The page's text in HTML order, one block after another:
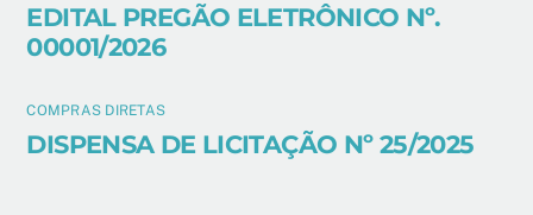
EDITAL PREGÃO ELETRÔNICO Nº.
00001/2026
COMPRAS DIRETAS
DISPENSA DE LICITAÇÃO Nº 25/2025